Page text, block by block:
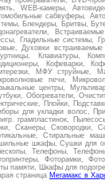
WEB-камеры,
сабвуферы,
Блендеры, Бритвы,
Гладильные системы,
Духовки
Клавиатуры,
Кофеварки,
М­Ф­У­ ­струйные,
печи,
центры,
Обогреватели,
Плойки,
для укладки волос,
грампластинок,
Сканеры, Сковородки,
Стиральные
шкафы, Сушки для
Телефоны,
Фоторамки,
памяти, Шкафы для
страница Мегамакс в